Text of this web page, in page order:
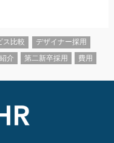
ス比較 デザイナー採用
介 第二新卒採用 費用